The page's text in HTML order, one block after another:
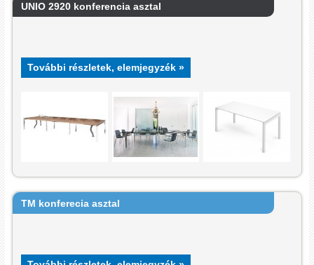
UNIO 2920 konferencia asztal
További részletek, elemjegyzék »
TM konferecia asztal